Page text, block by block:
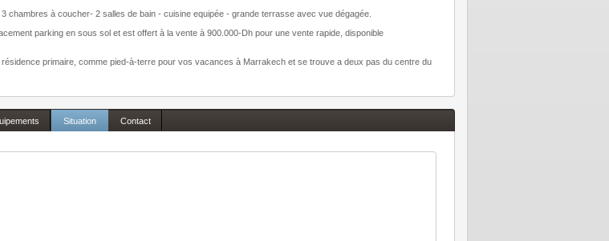
chambres à coucher- 2 salles de bain - cuisine equipée - grande terrasse avec vue dégagée.
parking en sous sol et est offert à la vente à 900.000-Dh pour une vente rapide, disponible
primaire, comme pied-à-terre pour vos vacances à Marrakech et se trouve a deux pas du centre du
Situation Contact